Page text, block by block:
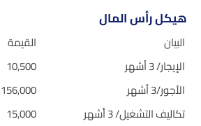
هيكل رأس المال
البيان
القيمة
الإيجار/ 3 أشهر
10,500
الأجور/3 أشهر
156,000
تكاليف التشغيل/ 3 أشهر
15,000